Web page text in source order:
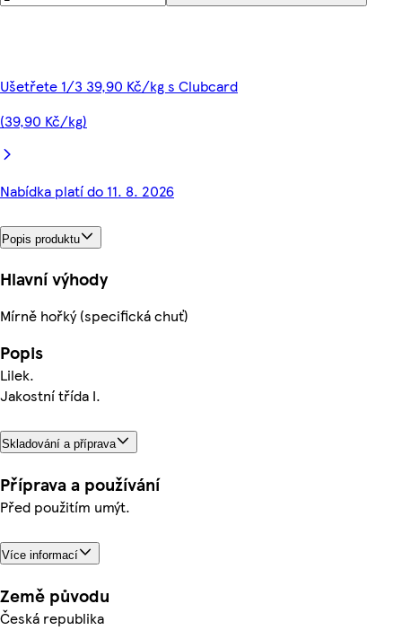
Ušetřete 1/3 39,90 Kč/kg s Clubcard
(39,90 Kč/kg)
Nabídka platí do 11. 8. 2026
Popis produktu
Hlavní výhody
Mírně hořký (specifická chuť)
Popis
Lilek.
Jakostní třída I.
Skladování a příprava
Příprava a používání
Před použitím umýt.
Více informací
Země původu
Česká republika